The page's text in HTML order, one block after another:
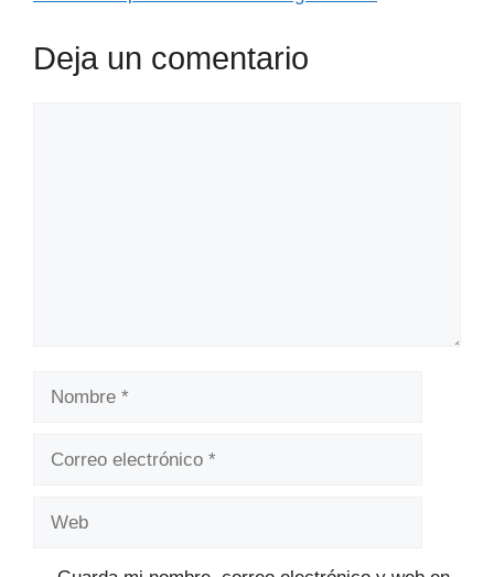
Deja un comentario
Nombre
Correo
Web